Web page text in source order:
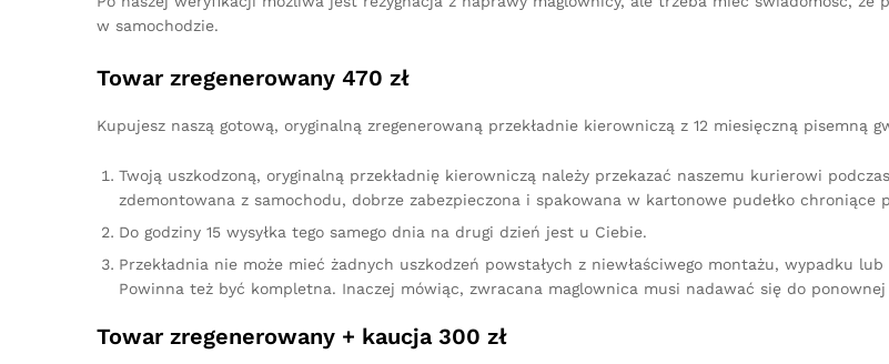
w samochodzie.
Towar zregenerowany 470 zł
Kupujesz naszą gotową, oryginalną zregenerowaną przekładnie kierowniczą z 12 miesięczną pisemną
Twoją uszkodzoną, oryginalną przekładnię kierowniczą należy przekazać naszemu kurierowi
zdemontowana z samochodu, dobrze zabezpieczona i spakowana w kartonowe pudełko chroniące
Do godziny 15 wysyłka tego samego dnia na drugi dzień jest u Ciebie.
Przekładnia nie może mieć żadnych uszkodzeń powstałych z niewłaściwego montażu, wypadku
Powinna też być kompletna. Inaczej mówiąc, zwracana maglownica musi nadawać się do ponownej
Towar zregenerowany + kaucja 300 zł